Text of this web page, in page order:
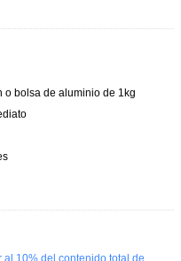
o bolsa de aluminio de 1kg
10% del contenido total de